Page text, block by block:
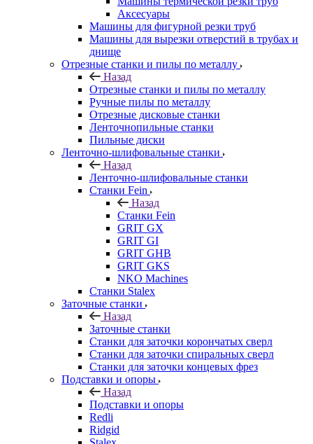
Аксесуары
Машины для фигурной резки труб
Машины для вырезки отверстий в трубах и
днище
Отрезные станки и пилы по металлу
Назад
Отрезные станки и пилы по металлу
Ручные пилы по металлу
Отрезные дисковые станки
Ленточнопильные станки
Пильные диски
Ленточно-шлифовальные станки
Назад
Ленточно-шлифовальные станки
Станки Fein
Назад
Станки Fein
GRIT GX
GRIT GI
GRIT GHB
GRIT GKS
NKO Machines
Станки Stalex
Заточные станки
Назад
Заточные станки
Станки для заточки корончатых сверл
Станки для заточки спиральных сверл
Станки для заточки концевых фрез
Подставки и опоры
Назад
Подставки и опоры
Redli
Ridgid